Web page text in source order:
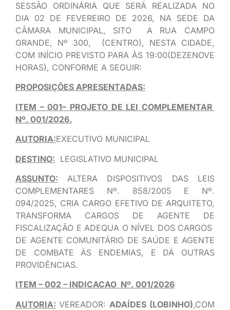
SESSÃO ORDINÁRIA QUE SERÁ REALIZADA NO
DIA 02 DE FEVEREIRO DE 2026, NA SEDE DA
CÂMARA MUNICIPAL, SITO A RUA CAMPO
GRANDE, Nº 300, (CENTRO), NESTA CIDADE,
COM INÍCIO PREVISTO PARA ÀS 19:00(DEZENOVE
HORAS), CONFORME A SEGUIR:
PROPOSIÇÕES APRESENTADAS:
ITEM – 001– PROJETO DE LEI COMPLEMENTAR
Nº. 001/2026.
AUTORIA:EXECUTIVO MUNICIPAL
DESTINO: LEGISLATIVO MUNICIPAL
ASSUNTO:
ALTERA DISPOSITIVOS DAS LEIS
COMPLEMENTARES Nº. 858/2005 E Nº.
094/2025, CRIA CARGO EFETIVO DE ARQUITETO,
TRANSFORMA CARGOS DE AGENTE DE
FISCALIZAÇÃO E ADEQUA O NÍVEL DOS CARGOS
DE AGENTE COMUNITÁRIO DE SAÚDE E AGENTE
DE COMBATE ÀS ENDEMIAS, E DÁ OUTRAS
PROVIDÊNCIAS.
ITEM – 002 – INDICACAO Nº. 001/2026
AUTORIA: VEREADOR: ADAÍDES (LOBINHO),COM